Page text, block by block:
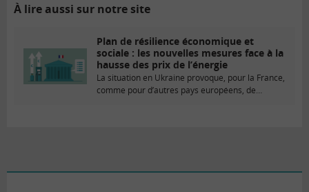
À lire aussi sur notre site
Plan de résilience économique et
sociale : les nouvelles mesures face à la
hausse des prix de l’énergie
La situation en Ukraine provoque, pour la France,
comme pour d’autres pays européens, de